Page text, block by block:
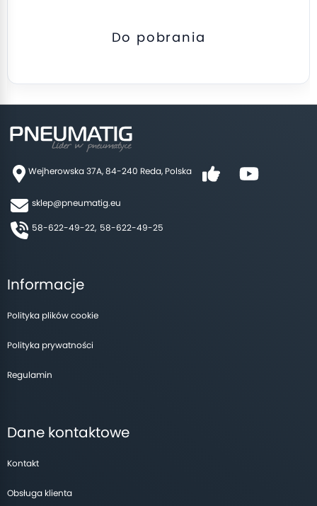
Do pobrania
Wejherowska 37A, 84-240 Reda, Polska
sklep@pneumatig.eu
58-622-49-22, 58-622-49-25
Informacje
Polityka plików cookie
Polityka prywatności
Regulamin
Dane kontaktowe
Kontakt
Obsługa klienta